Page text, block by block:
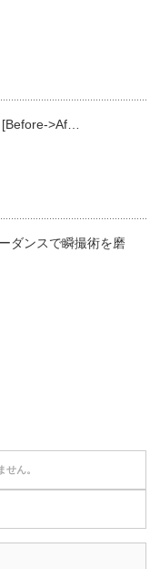
>Af…
ダンスで瞬撮術を磨
せん。